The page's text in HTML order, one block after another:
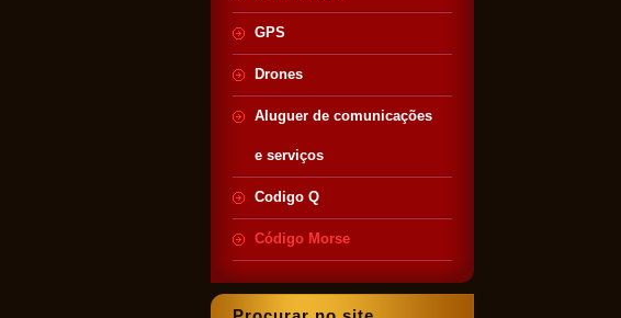
GPS
Drones
Aluguer de comunicações
e serviços
Codigo Q
Código Morse